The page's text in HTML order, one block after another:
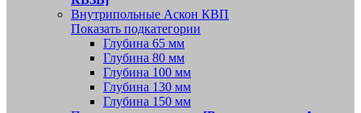
Внутрипольные Аскон КВП
Показать подкатегории
Глубина 65 мм
Глубина 80 мм
Глубина 100 мм
Глубина 130 мм
Глубина 150 мм